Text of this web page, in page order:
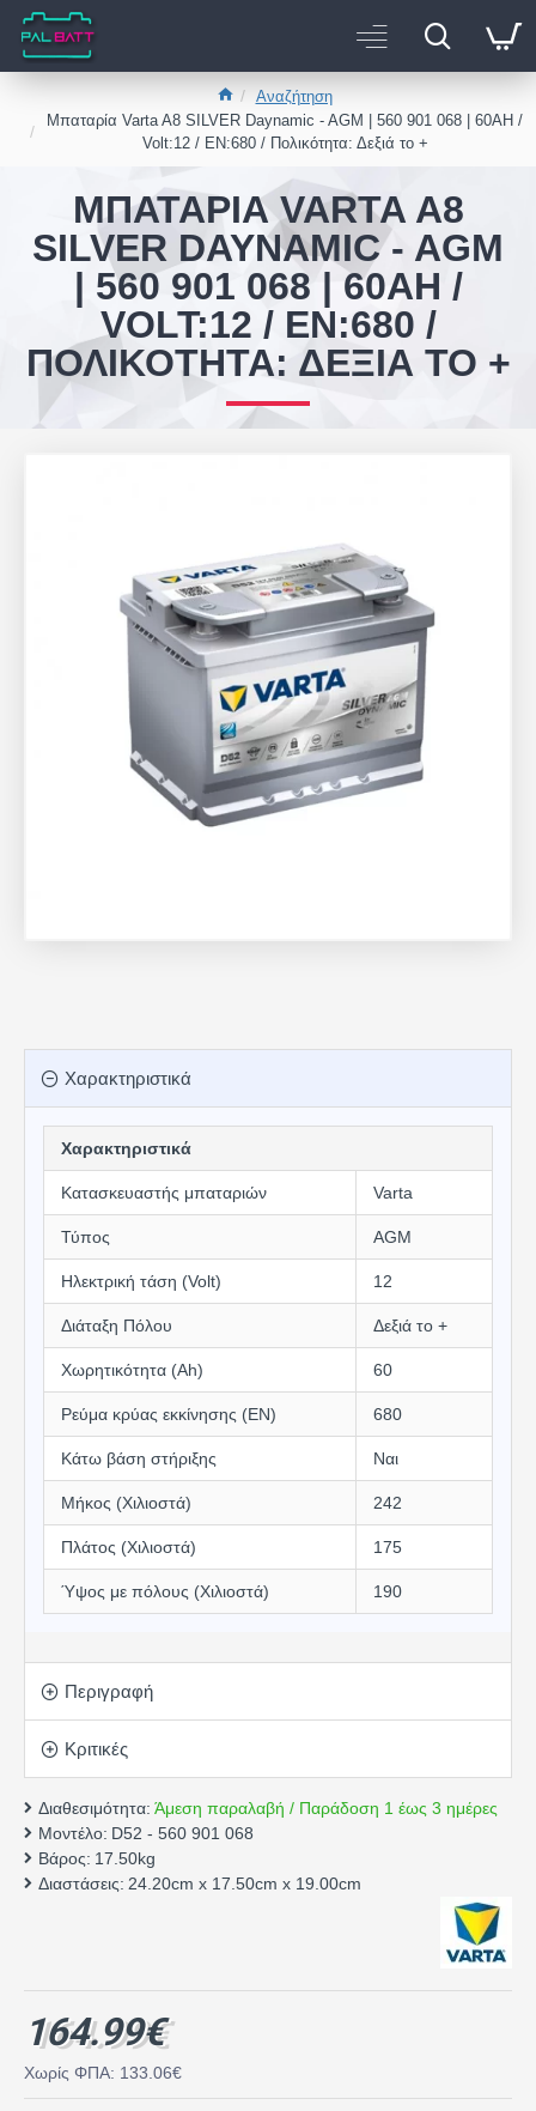
Αναζήτηση
Μπαταρία Varta A8 SILVER Daynamic - AGM | 560 901 068 | 60AH /
Volt:12 / EN:680 / Πολικότητα: Δεξιά το +
ΜΠΑΤΑΡΊΑ VARTA A8
SILVER DAYNAMIC - AGM
| 560 901 068 | 60AH /
VOLT:12 / EN:680 /
ΠΟΛΙΚΌΤΗΤΑ: ΔΕΞΙΆ ΤΟ +
Χαρακτηριστικά
Χαρακτηριστικά
Κατασκευαστής μπαταριών Varta
Τύπος AGM
Ηλεκτρική τάση (Volt) 12
Διάταξη Πόλου Δεξιά το +
Χωρητικότητα (Αh) 60
Ρεύμα κρύας εκκίνησης (EN) 680
Κάτω βάση στήριξης Ναι
Μήκος (Χιλιοστά) 242
Πλάτος (Χιλιοστά) 175
Ύψος με πόλους (Χιλιοστά) 190
Περιγραφή
Κριτικές
Διαθεσιμότητα: Άμεση παραλαβή / Παράδοση 1 έως 3 ημέρες
Μοντέλο: D52 - 560 901 068
Βάρος: 17.50kg
Διαστάσεις: 24.20cm x 17.50cm x 19.00cm
164.99€
Χωρίς ΦΠΑ: 133.06€